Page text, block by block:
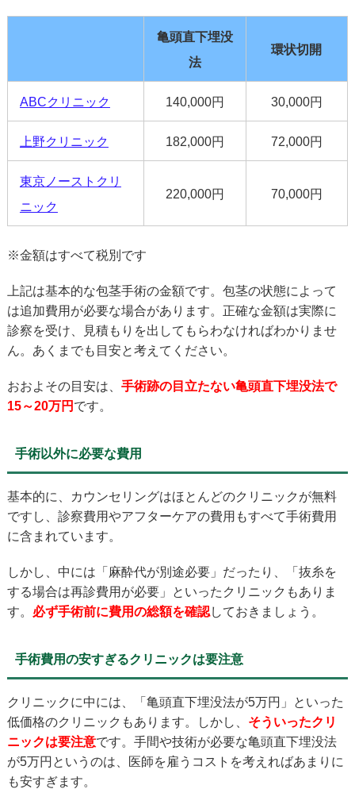
亀頭直下埋没
法
環状切開
ABCクリニック 140,000円 30,000円
上野クリニック 182,000円 72,000円
東京ノーストクリ
ニック
220,000円 70,000円
※金額はすべて税別です
上記は基本的な包茎手術の金額です。包茎の状態によって
は追加費用が必要な場合があります。正確な金額は実際に
診察を受け、見積もりを出してもらわなければわかりませ
ん。あくまでも目安と考えてください。
おおよその目安は、 手術跡の目立たない亀頭直下埋没法で
15～20万円 です。
手術以外に必要な費用
基本的に、カウンセリングはほとんどのクリニックが無料
ですし、診察費用やアフターケアの費用もすべて手術費用
に含まれています。
しかし、中には「麻酔代が別途必要」だったり、「抜糸を
する場合は再診費用が必要」といったクリニックもありま
す。 必ず手術前に費用の総額を確認しておきましょう。
手術費用の安すぎるクリニックは要注意
クリニックに中には、「亀頭直下埋没法が5万円」といった
低価格のクリニックもあります。しかし、 そういったクリ
ニックは要注意です。手間や技術が必要な亀頭直下埋没法
が5万円というのは、医師を雇うコストを考えればあまりに
も安すぎます。